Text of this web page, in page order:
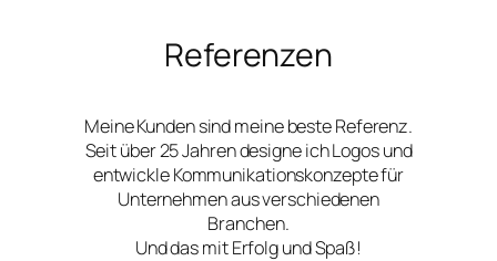
Referenzen
Meine Kunden sind meine beste Referenz.
Seit über 25 Jahren designe ich Logos und
entwickle Kommunikationskonzepte für
Unternehmen aus verschiedenen
Branchen.
Und das mit Erfolg und Spaß!